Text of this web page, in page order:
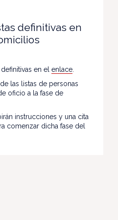
definitivas en
en el enlace
las listas de personas
oficio a la fase de
instrucciones y una cita
comenzar dicha fase del